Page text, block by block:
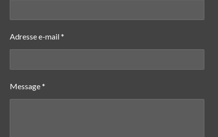
Adresse e-mail *
Message *